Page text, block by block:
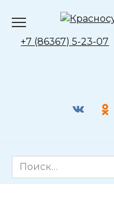
содержанию
+7 (86367) 5-23-07
Search
for: